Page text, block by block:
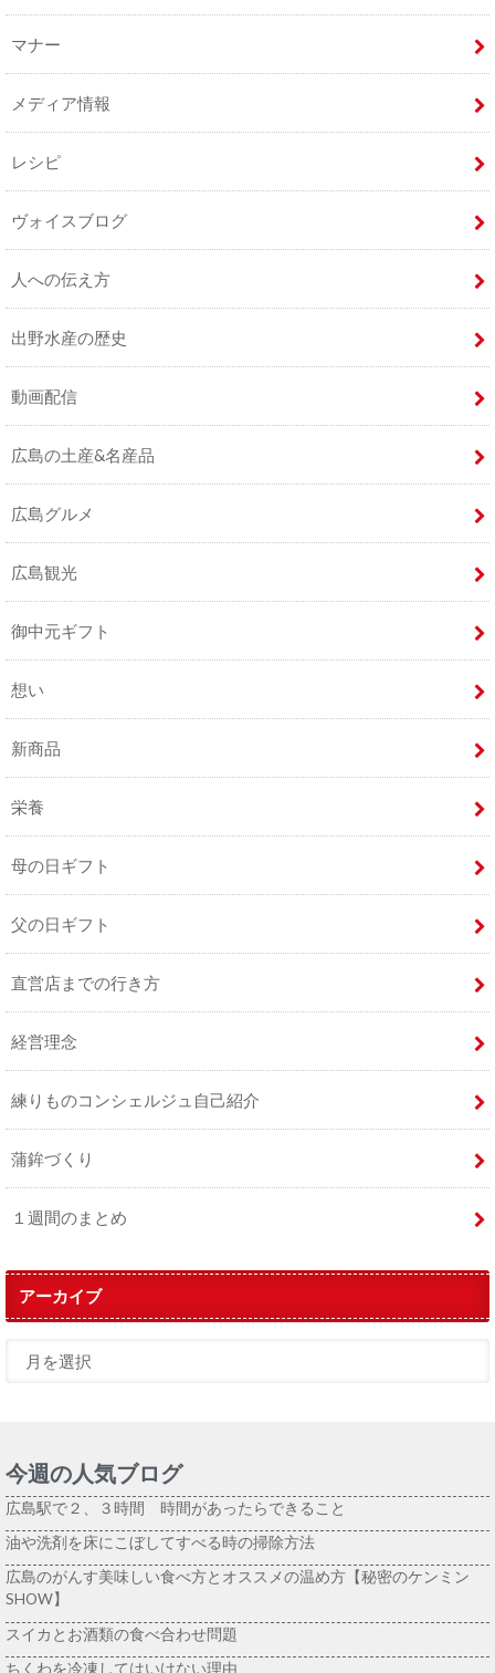
マナー
メディア情報
レシピ
ヴォイスブログ
人への伝え方
出野水産の歴史
動画配信
広島の土産&名産品
広島グルメ
広島観光
御中元ギフト
想い
新商品
栄養
母の日ギフト
父の日ギフト
直営店までの行き方
経営理念
練りものコンシェルジュ自己紹介
蒲鉾づくり
１週間のまとめ
アーカイブ
今週の人気ブログ
広島駅で２、３時間 時間があったらできること
油や洗剤を床にこぼしてすべる時の掃除方法
広島のがんす美味しい食べ方とオススメの温め方【秘密のケンミン
SHOW】
スイカとお酒類の食べ合わせ問題
ちくわを冷凍してはいけない理由